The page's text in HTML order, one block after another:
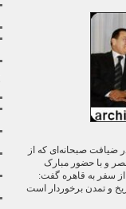
ضیافت صبحانه‌ای که از
و با حضور مبارک
سفر به قاهره گفت:
و تمدن برخوردار است